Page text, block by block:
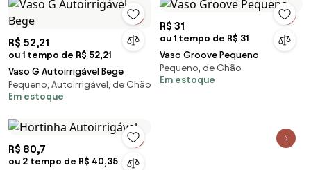
R$ 52,21
ou 1 tempo de R$ 52,21
Vaso G Autoirrigável Bege
Pequeno, Autoirrigável, de Chão
Em estoque
R$ 31
ou 1 tempo de R$ 31
Vaso Groove Pequeno
Pequeno, de Chão
Em estoque
R$ 80,7
ou 2 tempo de R$ 40,35